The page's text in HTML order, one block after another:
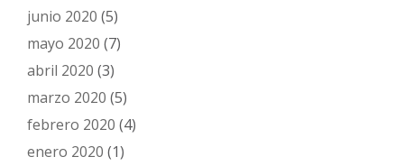
junio 2020 (5)
mayo 2020 (7)
abril 2020 (3)
marzo 2020 (5)
febrero 2020 (4)
enero 2020 (1)